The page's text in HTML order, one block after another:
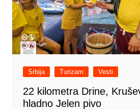
Srbija Turizam Vesti
22 kilometra Drine,
hladno Jelen pivo